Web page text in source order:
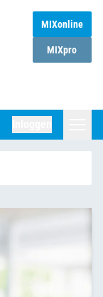
MIXonline
MIXpro